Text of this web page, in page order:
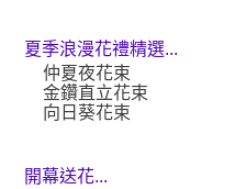
夏季浪漫花禮精選...
仲夏夜花束
金鑽直立花束
向日葵花束
開幕送花...